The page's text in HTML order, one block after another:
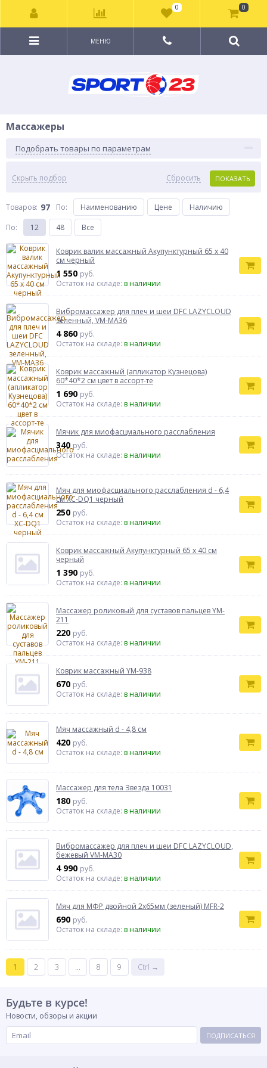
МЕНЮ
Массажеры
Подобрать товары по параметрам
Скрыть подбор ПОКАЗАТЬ
Сбросить
Товаров: 97 По: Наименованию Цене
Наличию
По: 12 48 Все
Коврик валик массажный Акупунктурный 65 х 40
см черный
1 550 руб.
Остаток на складе: в наличии
Вибромассажер для плеч и шеи DFC LAZYCLOUD
зеленный, VM-MA36
4 860 руб.
Остаток на складе: в наличии
Коврик массажный (апликатор Кузнецова)
60*40*2 см цвет в ассорт-те
1 690 руб.
Остаток на складе: в наличии
Мячик для миофасцмального расслабления
340 руб.
Остаток на складе: в наличии
Мяч для миофасциального расслабления d - 6,4
см XC-DQ1 черный
250 руб.
Остаток на складе: в наличии
Коврик массажный Акупунктурный 65 х 40 см
черный
1 390 руб.
Остаток на складе: в наличии
Массажер роликовый для суставов пальцев YM-
211
220 руб.
Остаток на складе: в наличии
Коврик массажный YM-938
670 руб.
Остаток на складе: в наличии
Мяч массажный d - 4,8 см
420 руб.
Остаток на складе: в наличии
Массажер для тела Звезда 10031
180 руб.
Остаток на складе: в наличии
Вибромассажер для плеч и шеи DFC LAZYCLOUD,
бежевый VM-MA30
4 990 руб.
Остаток на складе: в наличии
Мяч для МФР двойной 2х65мм (зеленый) MFR-2
690 руб.
Остаток на складе: в наличии
1 2 3 ... 8 9 Ctrl →
Будьте в курсе!
Новости, обзоры и акции
ПОДПИСАТЬСЯ
0 0